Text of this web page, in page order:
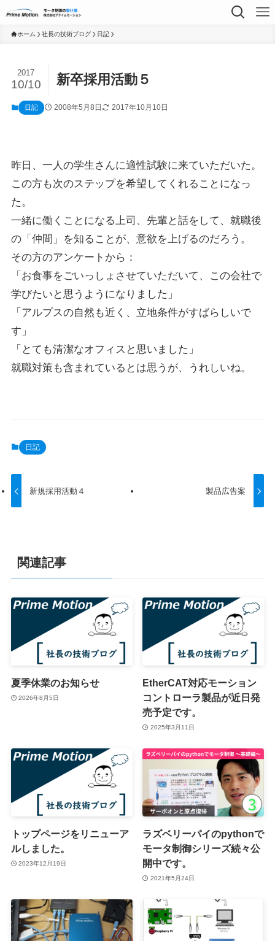
ホーム 社長の技術ブログ 日記
新卒採用活動５
2017
10/10
日記 2008年5月8日 2017年10月10日
昨日、一人の学生さんに適性試験に来ていただいた。
この方も次のステップを希望してくれることになっ
た。
一緒に働くことになる上司、先輩と話をして、就職後
の「仲間」を知ることが、意欲を上げるのだろう。
その方のアンケートから：
「お食事をごいっしょさせていただいて、この会社で
学びたいと思うようになりました」
「アルプスの自然も近く、立地条件がすばらしいで
す」
「とても清潔なオフィスと思いました」
就職対策も含まれているとは思うが、うれしいね。
日記
新規採用活動４ 製品広告案
関連記事
夏季休業のお知らせ
2026年8月5日
EtherCAT対応モーション
コントローラ製品が近日発
売予定です。
2025年3月11日
トップページをリニューア
ルしました。
2023年12月19日
ラズベリーパイのpythonで
モータ制御シリーズ続々公
開中です。
2021年5月24日